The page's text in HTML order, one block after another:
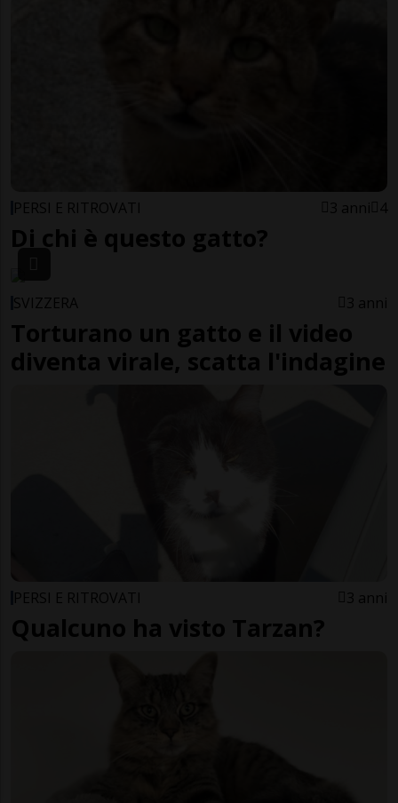
PERSI E RITROVATI 3 anni 4
Di chi è questo gatto?
SVIZZERA 3 anni
Torturano un gatto e il video
diventa virale, scatta l'indagine
PERSI E RITROVATI 3 anni
Qualcuno ha visto Tarzan?